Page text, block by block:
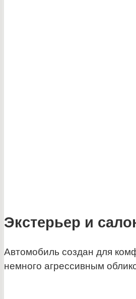
Экстерьер и
Автомобиль создан для
немного агрессивным